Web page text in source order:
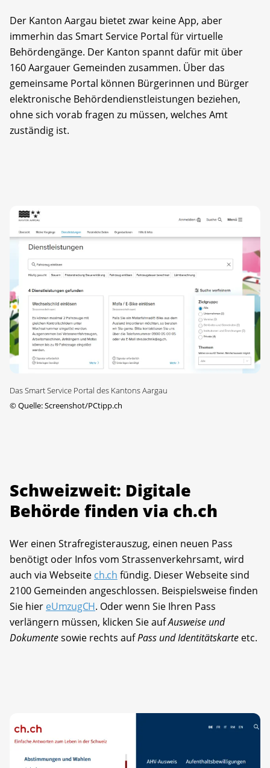
Der Kanton Aargau bietet zwar keine App, aber
immerhin das Smart Service Portal für virtuelle
Behördengänge. Der Kanton spannt dafür mit über
160 Aargauer Gemeinden zusammen. Über das
gemeinsame Portal können Bürgerinnen und Bürger
elektronische Behördendienstleistungen beziehen,
ohne sich vorab fragen zu müssen, welches Amt
zuständig ist.
Das Smart Service Portal des Kantons Aargau
©Quelle: Screenshot/PCtipp.ch
Schweizweit: Digitale
Behörde finden via ch.ch
Wer einen Strafregisterauszug, einen neuen Pass
benötigt oder Infos vom Strassenverkehrsamt, wird
auch via Webseite ch.ch fündig. Dieser Webseite sind
2100 Gemeinden angeschlossen. Beispielsweise finden
Sie hier eUmzugCH. Oder wenn Sie Ihren Pass
verlängern müssen, klicken Sie aufAusweise und
Dokumentesowie rechts aufPass und Identitätskarte etc.